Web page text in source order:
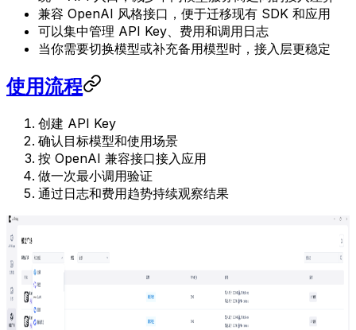
兼容 OpenAI 风格接口，便于迁移现有 SDK 和应用
可以集中管理 API Key、费用和调用日志
当你需要切换模型或补充备用模型时，接入层更稳定
使用流程
创建 API Key
确认目标模型和使用场景
按 OpenAI 兼容接口接入应用
做一次最小调用验证
通过日志和费用趋势持续观察结果